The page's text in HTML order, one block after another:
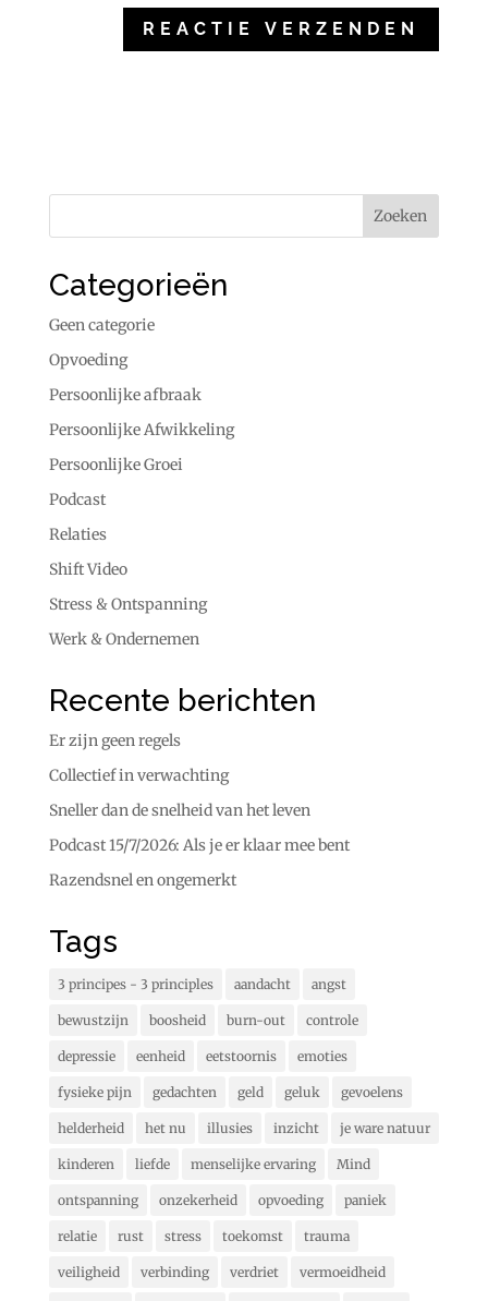
Categorieën
Geen categorie
Opvoeding
Persoonlijke afbraak
Persoonlijke Afwikkeling
Persoonlijke Groei
Podcast
Relaties
Shift Video
Stress & Ontspanning
Werk & Ondernemen
Recente berichten
Er zijn geen regels
Collectief in verwachting
Sneller dan de snelheid van het leven
Podcast 15/7/2026: Als je er klaar mee bent
Razendsnel en ongemerkt
Tags
3 principes - 3 principles aandacht angst
bewustzijn boosheid burn-out controle
depressie eenheid eetstoornis emoties
fysieke pijn gedachten geld geluk gevoelens
helderheid het nu illusies inzicht je ware natuur
kinderen liefde menselijke ervaring Mind
ontspanning onzekerheid opvoeding paniek
relatie rust stress toekomst trauma
veiligheid verbinding verdriet vermoeidheid